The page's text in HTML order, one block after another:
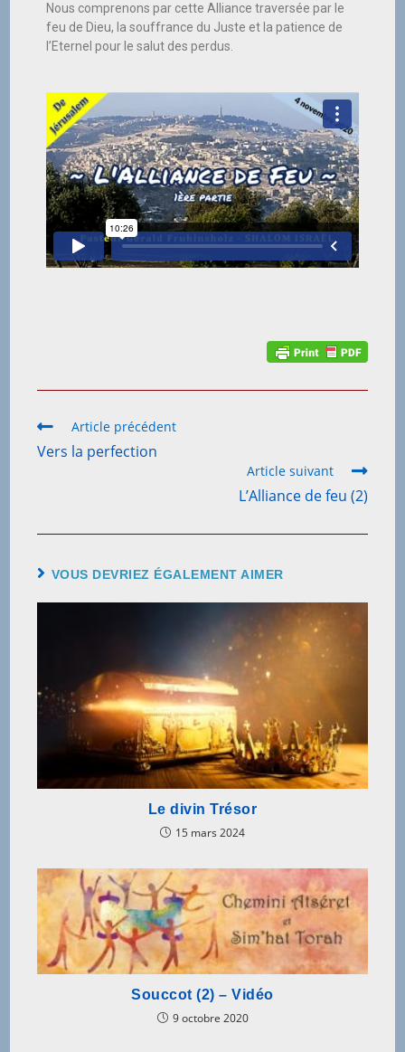
Nous comprenons par cette Alliance traversée par le
feu de Dieu, la souffrance du Juste et la patience de
l’Eternel pour le salut des perdus.
Article précédent
Vers la perfection
Article suivant
L’Alliance de feu (2)
VOUS DEVRIEZ ÉGALEMENT AIMER
Le divin Trésor
15 mars 2024
Souccot (2) – Vidéo
9 octobre 2020